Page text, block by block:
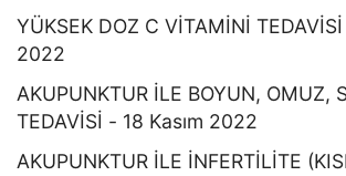
YÜKSEK DOZ C VİTAMİNİ
2022
AKUPUNKTUR İLE BOYUN, OMUZ,
TEDAVİSİ - 18 Kasım 2022
AKUPUNKTUR İLE İNFERTİLİTE